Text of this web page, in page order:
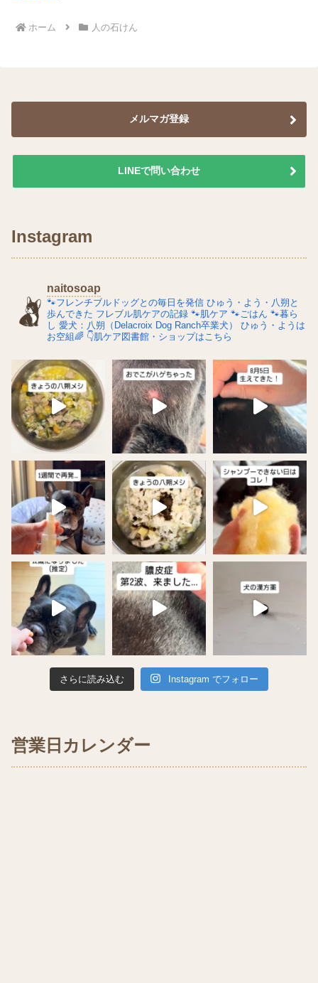
ホーム 人の石けん
メルマガ登録
LINEで問い合わせ
Instagram
naitosoap
🐾フレンチブルドッグとの毎日を発信 ひゅう・よう・八朔と
歩んできた フレブル肌ケアの記録 🐾肌ケア 🐾ごはん 🐾暮ら
し 愛犬：八朔（Delacroix Dog Ranch卒業犬）
ひゅう・ようは
お空組🌈 👇肌ケア図書館・ショップはこちら
さらに読み込む Instagram でフォロー
営業日カレンダー